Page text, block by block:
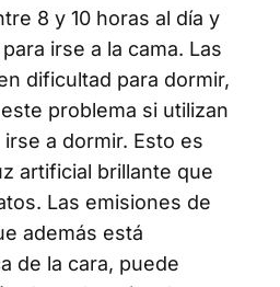
8 y 10 horas al día y
irse a la cama. Las
dificultad para dormir,
problema si utilizan
a dormir. Esto es
artificial brillante que
Las emisiones de
además está
de la cara, puede